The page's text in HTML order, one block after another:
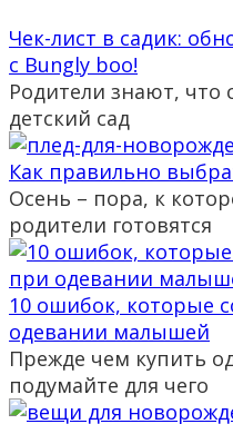
Чек-лист в садик:
с Bungly boo!
Родители знают, что
детский сад
Как правильно
Осень – пора, к
родители готовятся
10 ошибок, которые
одевании малышей
Прежде чем купить
подумайте для чего